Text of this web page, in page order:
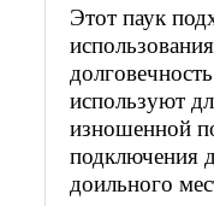
Этот паук
используют
изношенной
подключения
доильного